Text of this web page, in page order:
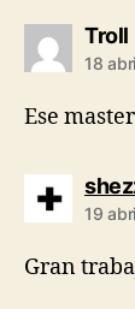
Troll
18
Ese
19
Gran